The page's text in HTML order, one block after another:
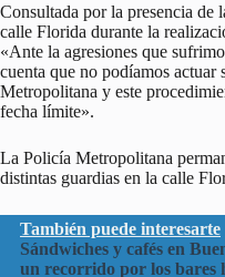
Consultada por la presencia de
calle Florida durante la
«Ante la agresiones que
cuenta que no podíamos actuar
Metropolitana y este
fecha límite».
La Policía Metropolitana
distintas guardias en la calle
También puede interesarte
Sándwiches y cafés en
un recorrido por los bares